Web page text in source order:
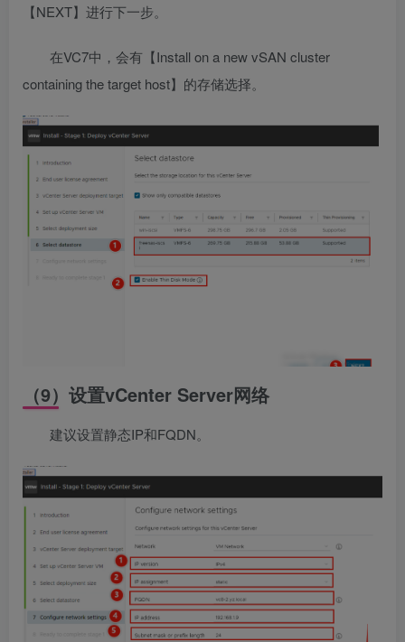
【NEXT】进行下一步。
在VC7中，会有【Install on a new vSAN cluster
containing the target host】的存储选择。
（9）设置vCenter Server网络
建议设置静态IP和FQDN。